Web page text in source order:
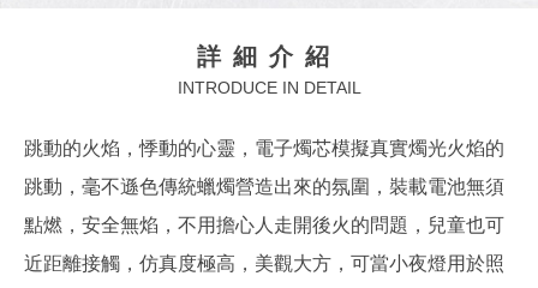
詳細介紹
INTRODUCE IN DETAIL
跳動的火焰，悸動的心靈，電子燭芯模擬真實燭光火焰的
跳動，毫不遜色傳統蠟燭營造出來的氛圍，裝載電池無須
點燃，安全無焰，不用擔心人走開後火的問題，兒童也可
近距離接觸，仿真度極高，美觀大方，可當小夜燈用於照